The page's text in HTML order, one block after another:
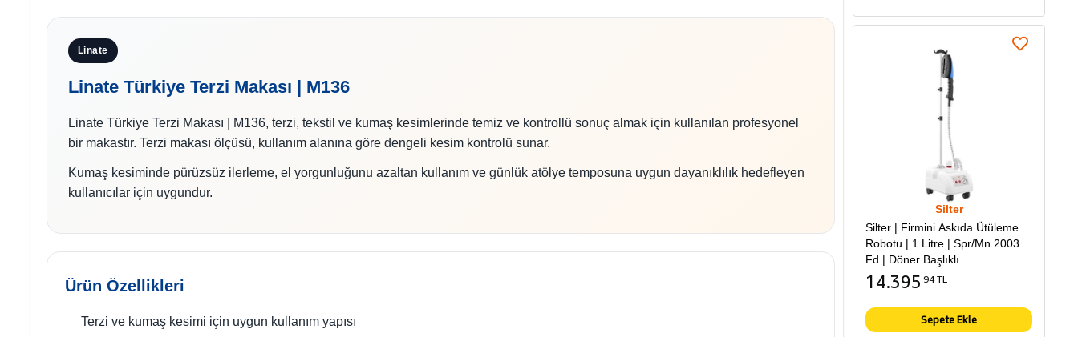
Linate
Linate Türkiye Terzi Makası | M136
Linate Türkiye Terzi Makası | M136, terzi, tekstil ve kumaş kesimlerinde temiz ve kontrollü sonuç almak için kullanılan profesyonel
bir makastır. Terzi makası ölçüsü, kullanım alanına göre dengeli kesim kontrolü sunar.
Kumaş kesiminde pürüzsüz ilerleme, el yorgunluğunu azaltan kullanım ve günlük atölye temposuna uygun dayanıklılık hedefleyen
kullanıcılar için uygundur.
Ürün Özellikleri
Terzi ve kumaş kesimi için uygun kullanım yapısı
Silter
Silter | Firmini Askıda Ütüleme
Robotu | 1 Litre | Spr/Mn 2003
Fd | Döner Başlıklı
14.395 94 TL
Sepete Ekle